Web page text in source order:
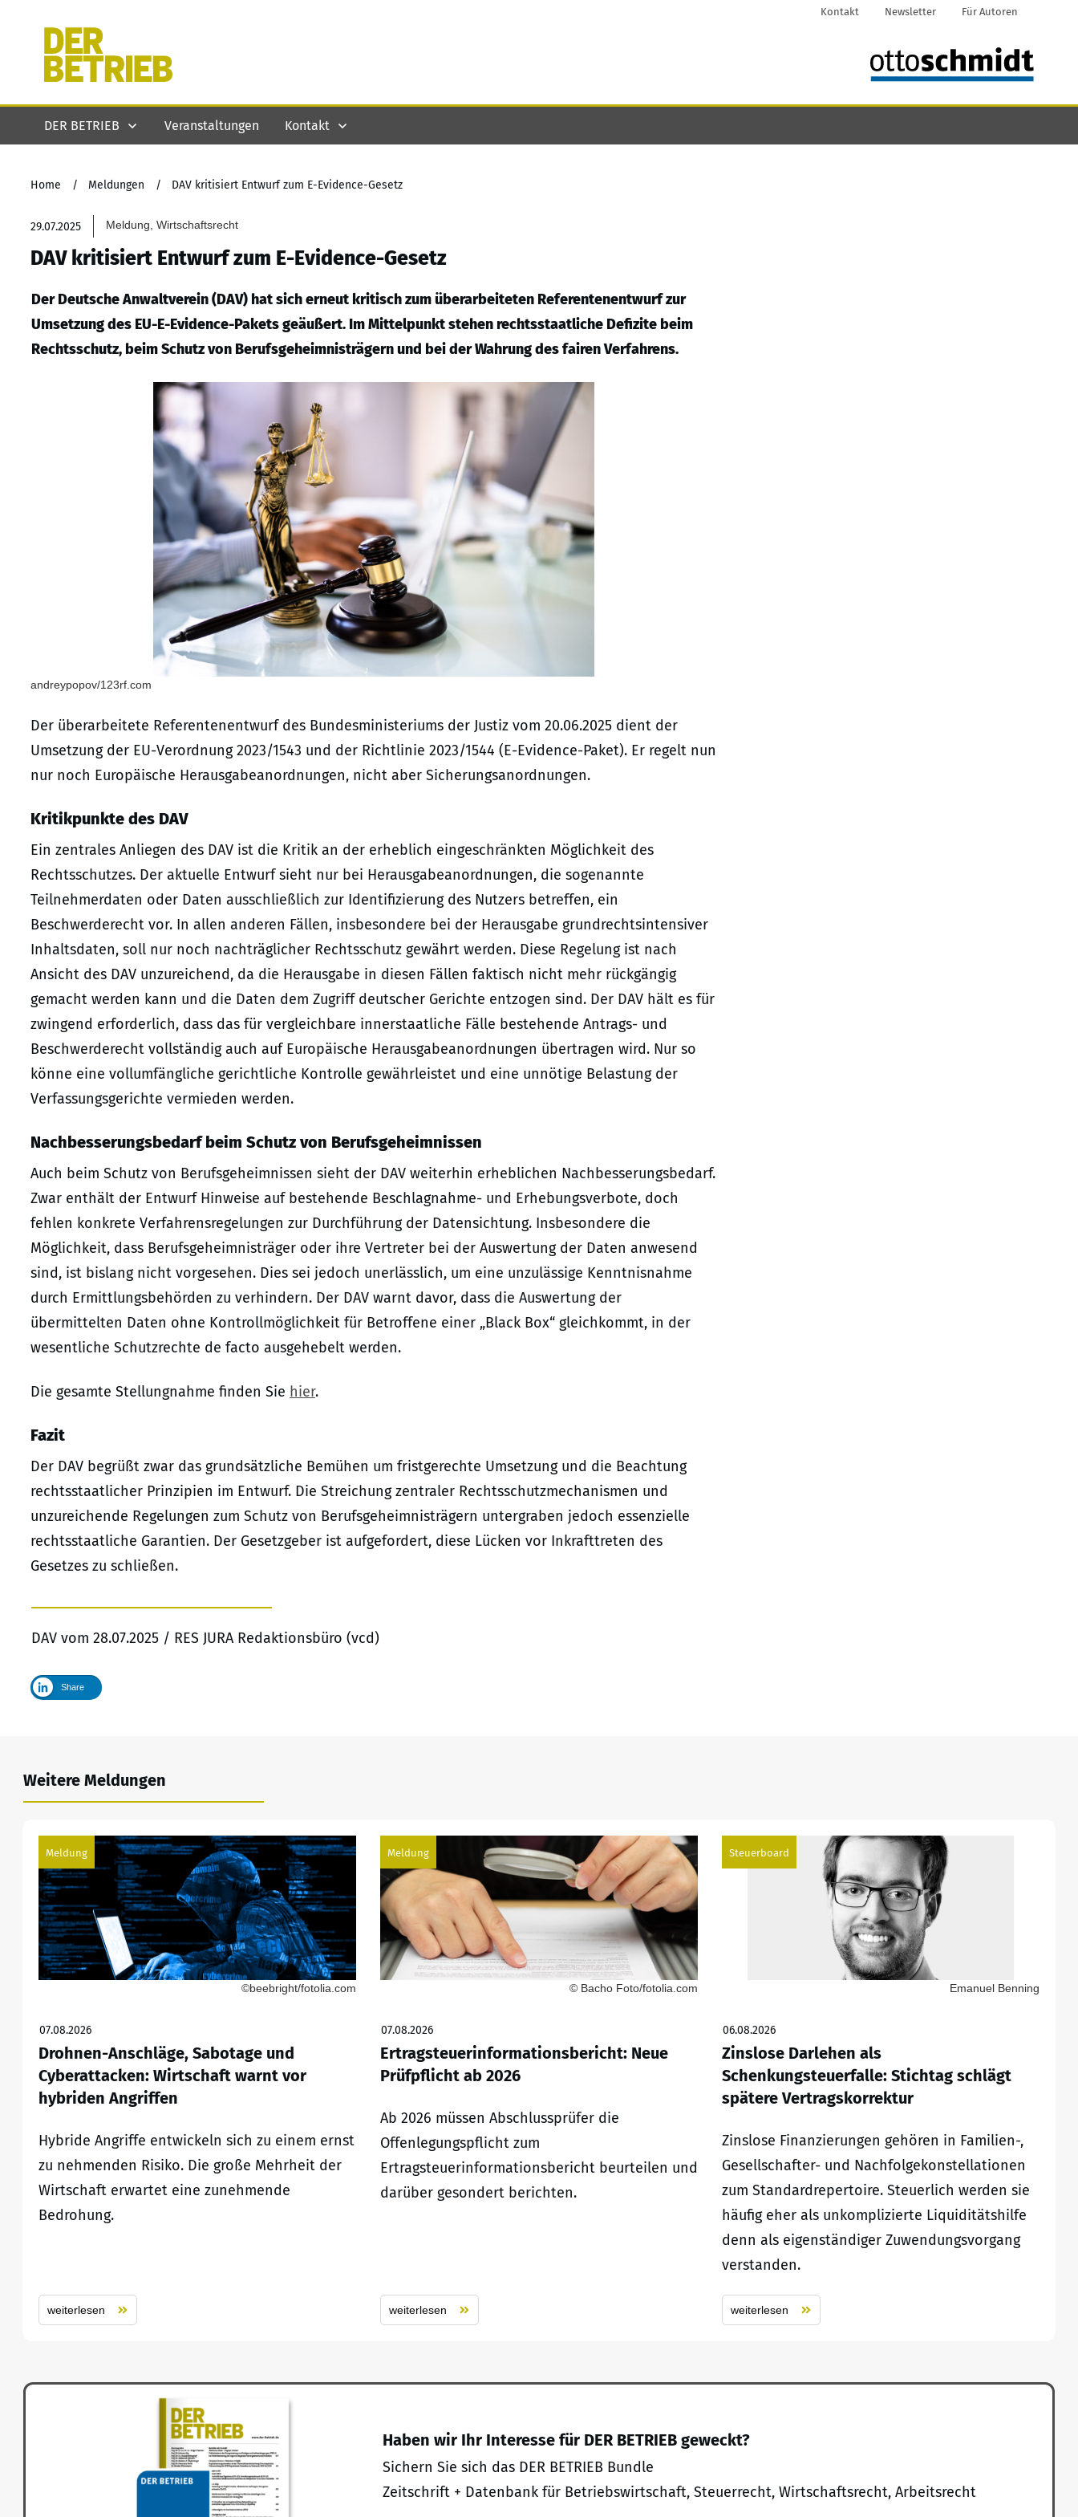
Kontakt Newsletter Für Autoren
DER BETRIEB Veranstaltungen Kontakt
Home / Meldungen / DAV kritisiert Entwurf zum E-Evidence-Gesetz
29.07.2025 Meldung, Wirtschaftsrecht
DAV kritisiert Entwurf zum E-Evidence-Gesetz
Der Deutsche Anwaltverein (DAV) hat sich erneut kritisch zum überarbeiteten Referentenentwurf zur
Umsetzung des EU-E-Evidence-Pakets geäußert. Im Mittelpunkt stehen rechtsstaatliche Defizite beim
Rechtsschutz, beim Schutz von Berufsgeheimnisträgern und bei der Wahrung des fairen Verfahrens.
andreypopov/123rf.com
Der überarbeitete Referentenentwurf des Bundesministeriums der Justiz vom 20.06.2025 dient der
Umsetzung der EU-Verordnung 2023/1543 und der Richtlinie 2023/1544 (E-Evidence-Paket). Er regelt nun
nur noch Europäische Herausgabeanordnungen, nicht aber Sicherungsanordnungen.
Kritikpunkte des DAV
Ein zentrales Anliegen des DAV ist die Kritik an der erheblich eingeschränkten Möglichkeit des
Rechtsschutzes. Der aktuelle Entwurf sieht nur bei Herausgabeanordnungen, die sogenannte
Teilnehmerdaten oder Daten ausschließlich zur Identifizierung des Nutzers betreffen, ein
Beschwerderecht vor. In allen anderen Fällen, insbesondere bei der Herausgabe grundrechtsintensiver
Inhaltsdaten, soll nur noch nachträglicher Rechtsschutz gewährt werden. Diese Regelung ist nach
Ansicht des DAV unzureichend, da die Herausgabe in diesen Fällen faktisch nicht mehr rückgängig
gemacht werden kann und die Daten dem Zugriff deutscher Gerichte entzogen sind. Der DAV hält es für
zwingend erforderlich, dass das für vergleichbare innerstaatliche Fälle bestehende Antrags- und
Beschwerderecht vollständig auch auf Europäische Herausgabeanordnungen übertragen wird. Nur so
könne eine vollumfängliche gerichtliche Kontrolle gewährleistet und eine unnötige Belastung der
Verfassungsgerichte vermieden werden.
Nachbesserungsbedarf beim Schutz von Berufsgeheimnissen
Auch beim Schutz von Berufsgeheimnissen sieht der DAV weiterhin erheblichen Nachbesserungsbedarf.
Zwar enthält der Entwurf Hinweise auf bestehende Beschlagnahme- und Erhebungsverbote, doch
fehlen konkrete Verfahrensregelungen zur Durchführung der Datensichtung. Insbesondere die
Möglichkeit, dass Berufsgeheimnisträger oder ihre Vertreter bei der Auswertung der Daten anwesend
sind, ist bislang nicht vorgesehen. Dies sei jedoch unerlässlich, um eine unzulässige Kenntnisnahme
durch Ermittlungsbehörden zu verhindern. Der DAV warnt davor, dass die Auswertung der
übermittelten Daten ohne Kontrollmöglichkeit für Betroffene einer „Black Box“ gleichkommt, in der
wesentliche Schutzrechte de facto ausgehebelt werden.
Die gesamte Stellungnahme finden Sie hier.
Fazit
Der DAV begrüßt zwar das grundsätzliche Bemühen um fristgerechte Umsetzung und die Beachtung
rechtsstaatlicher Prinzipien im Entwurf. Die Streichung zentraler Rechtsschutzmechanismen und
unzureichende Regelungen zum Schutz von Berufsgeheimnisträgern untergraben jedoch essenzielle
rechtsstaatliche Garantien. Der Gesetzgeber ist aufgefordert, diese Lücken vor Inkrafttreten des
Gesetzes zu schließen.
DAV vom 28.07.2025 / RES JURA Redaktionsbüro (vcd)
Share
Weitere Meldungen
Meldung
©beebright/fotolia.com
07.08.2026
Drohnen-Anschläge, Sabotage und
Cyberattacken: Wirtschaft warnt vor
hybriden Angriffen
Hybride Angriffe entwickeln sich zu einem ernst
zu nehmenden Risiko. Die große Mehrheit der
Wirtschaft erwartet eine zunehmende
Bedrohung.
weiterlesen
Meldung
© Bacho Foto/fotolia.com
07.08.2026
Ertragsteuerinformationsbericht: Neue
Prüfpflicht ab 2026
Ab 2026 müssen Abschlussprüfer die
Offenlegungspflicht zum
Ertragsteuerinformationsbericht beurteilen und
darüber gesondert berichten.
weiterlesen
Steuerboard
Emanuel Benning
06.08.2026
Zinslose Darlehen als
Schenkungsteuerfalle: Stichtag schlägt
spätere Vertragskorrektur
Zinslose Finanzierungen gehören in Familien-,
Gesellschafter- und Nachfolgekonstellationen
zum Standardrepertoire. Steuerlich werden sie
häufig eher als unkomplizierte Liquiditätshilfe
denn als eigenständiger Zuwendungsvorgang
verstanden.
weiterlesen
Haben wir Ihr Interesse für DER BETRIEB geweckt?
Sichern Sie sich das DER BETRIEB Bundle
Zeitschrift + Datenbank für Betriebswirtschaft, Steuerrecht, Wirtschaftsrecht, Arbeitsrecht